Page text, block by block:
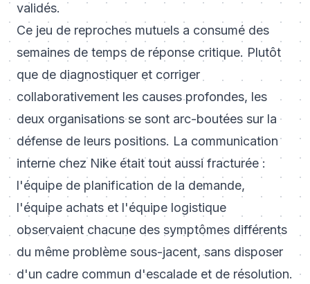
validés.
Ce jeu de reproches mutuels a consumé des
semaines de temps de réponse critique. Plutôt
que de diagnostiquer et corriger
collaborativement les causes profondes, les
deux organisations se sont arc-boutées sur la
défense de leurs positions. La communication
interne chez Nike était tout aussi fracturée :
l'équipe de planification de la demande,
l'équipe achats et l'équipe logistique
observaient chacune des symptômes différents
du même problème sous-jacent, sans disposer
d'un cadre commun d'escalade et de résolution.